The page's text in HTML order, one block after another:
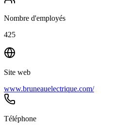
Nombre d'employés
425
Site web
www.bruneauelectrique.com/
Téléphone